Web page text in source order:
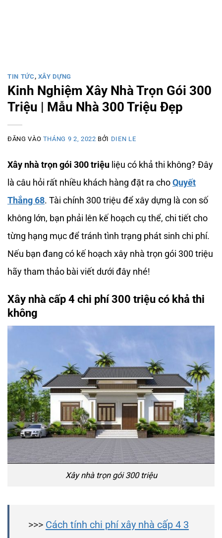
TIN TỨC , XÂY DỰNG
Kinh Nghiệm Xây Nhà Trọn Gói 300
Triệu | Mẫu Nhà 300 Triệu Đẹp
ĐĂNG VÀO THÁNG 9 2, 2022 BỞI DIEN LE
Xây nhà trọn gói 300 triệu liệu có khả thi không? Đây
là câu hỏi rất nhiều khách hàng đặt ra choQuyết
Thắng 68. Tài chính 300 triệu để xây dựng là con số
không lớn, bạn phải lên kế hoạch cụ thể, chi tiết cho
từng hạng mục để tránh tình trạng phát sinh chi phí.
Nếu bạn đang có kế hoạch xây nhà trọn gói 300 triệu
hãy tham thảo bài viết dưới đây nhé!
Xây nhà cấp 4 chi phí 300 triệu có khả thi
không
Xây nhà trọn gói 300 triệu
>>> Cách tính chi phí xây nhà cấp 4 3